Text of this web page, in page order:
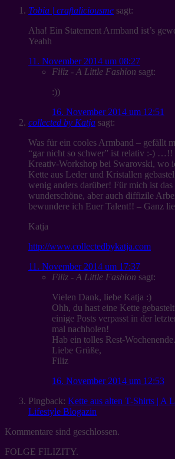
Tobia | craftaliciousme sagt:
Aha! Ein Statement Armband ist’s
Yeahh
11. November 2014 um 08:27
Filiz - A Little Fashion sagt:
:))
16. November 2014 um 12:51
collected by Katja sagt:
Was für ein cooles Armband – gefällt
“gar nicht so schwer” ist relativ :-) …!!
Kreativ-Workshop bei Swarovski, wo
Kette aus Leder und Kristallen
wenig anders darüber! Für mich ist
wunderschöne, aber auch diffizile
bewundere ich Euer Talent!! – Ganz
Katja
http://www.collectedbykatja.com
11. November 2014 um 17:37
Filiz - A Little Fashion sagt:
Vielen Dank, liebe Katja :)
Ohh, du hast eine Kette
einige Posts verpasst in der
mal nachholen!
Hab ein tolles Rest-
Liebe Grüße,
Filiz
16. November 2014 um 12:53
Pingback: Kette aus alten T-Shirts | A
Lifestyle Blogazin
Kommentare sind geschlossen.
FOLGE FILIZITY.